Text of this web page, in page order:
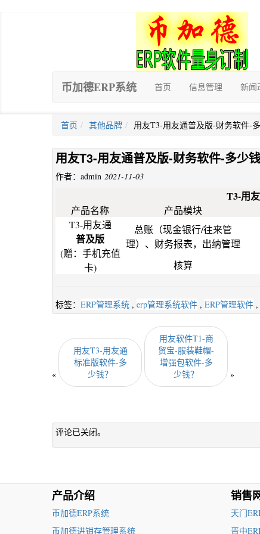
币加德ERP系统 首页 信息管理 新闻
首页 其他品牌 用友T3-用友通普及版-财务软件-多
用友T3-用友通普及版-财务软件-多少钱
作者：admin 2021-11-03
T3-用
产品名称 产品模块
T3-用友通
普及版
(赠：手机充值
卡)
总账（现金银行/往来管
理）、财务报表，出纳管理
核算
标签： ERP管理系统 , erp管理系统软件 , ERP管理软件 ,
«
用友T3-用友通
标准版软件-多
少钱？
用友软件T1-商
贸宝-服装鞋帽-
增强包软件-多
少钱？
»
评论已关闭。
产品介绍
币加德ERP系统
币加德进销存管理系统
销售
天门
晋中